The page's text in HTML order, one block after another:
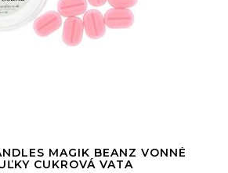
MAGIK BEANZ VONNÉ
CUKROVÁ VATA